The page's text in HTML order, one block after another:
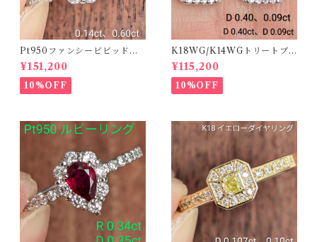
Pt950ファンシービビッドオ
レンジィイエローダイヤリン
グ D 0.144ct D 0.60ct【PR
O208782】
¥151,200
10%OFF
K18WG/K14WGトリートブ
ルーダイヤピアス 【PRO20
8939】
¥115,200
10%OFF